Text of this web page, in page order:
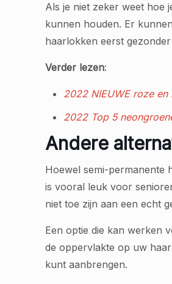
Als je niet zeker weet hoe
kunnen houden. Er
haarlokken eerst
Verder lezen:
2022 NIEUWE roze
2022 Top 5
Andere
Hoewel semi-permanente
is vooral leuk voor
niet toe zijn aan een echt
Een optie die kan werken
de oppervlakte op uw
kunt aanbrengen.